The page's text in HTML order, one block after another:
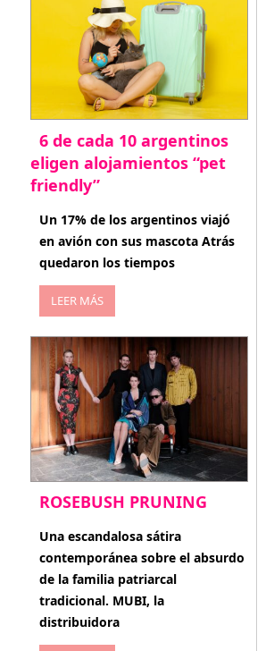
6 de cada 10 argentinos
eligen alojamientos “pet
friendly”
abril 27, 2026
Un 17% de los argentinos viajó
en avión con sus mascota Atrás
quedaron los tiempos
LEER MÁS
ROSEBUSH PRUNING
enero 20, 2026
Una escandalosa sátira
contemporánea sobre el absurdo
de la familia patriarcal
tradicional. MUBI, la
distribuidora